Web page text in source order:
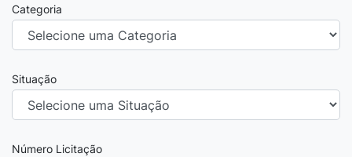
Categoria
Situação
Número Licitação